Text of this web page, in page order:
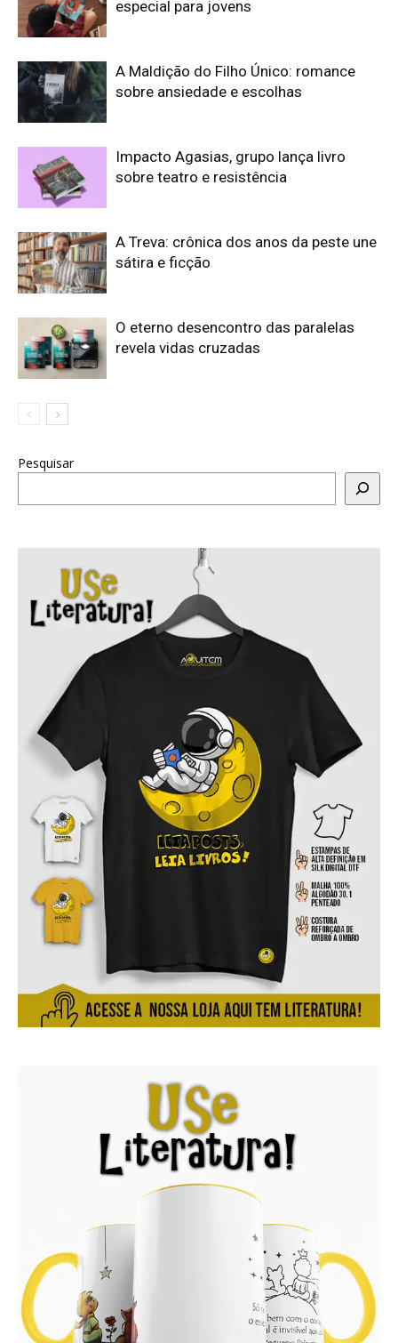
especial para jovens
A Maldição do Filho Único: romance
sobre ansiedade e escolhas
Impacto Agasias, grupo lança livro
sobre teatro e resistência
A Treva: crônica dos anos da peste une
sátira e ficção
O eterno desencontro das paralelas
revela vidas cruzadas
Pesquisar